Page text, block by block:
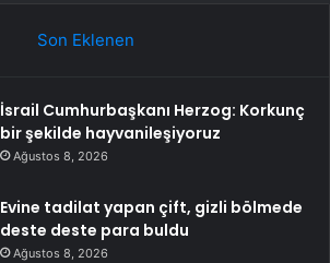
Son Eklenen
İsrail Cumhurbaşkanı Herzog: Korkunç
bir şekilde hayvanileşiyoruz
Ağustos 8, 2026
Evine tadilat yapan çift, gizli bölmede
deste deste para buldu
Ağustos 8, 2026